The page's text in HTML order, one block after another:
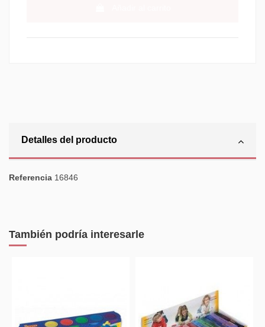
Detalles del producto
Referencia 16846
También podría interesarle